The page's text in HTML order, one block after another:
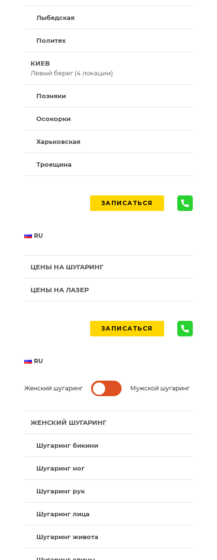
Лыбедская
Политех
КИЕВ
Левый берег (4 локации)
Позняки
Осокорки
Харьковская
Троещина
ЗАПИСАТЬСЯ
RU
ЦЕНЫ НА ШУГАРИНГ
ЦЕНЫ НА ЛАЗЕР
ЗАПИСАТЬСЯ
RU
Женский шугаринг Мужской шугаринг
ЖЕНСКИЙ ШУГАРИНГ
Шугаринг бикини
Шугаринг ног
Шугаринг рук
Шугаринг лица
Шугаринг живота